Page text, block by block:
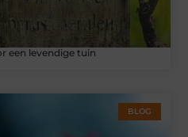
een levendige tuin
BLOG